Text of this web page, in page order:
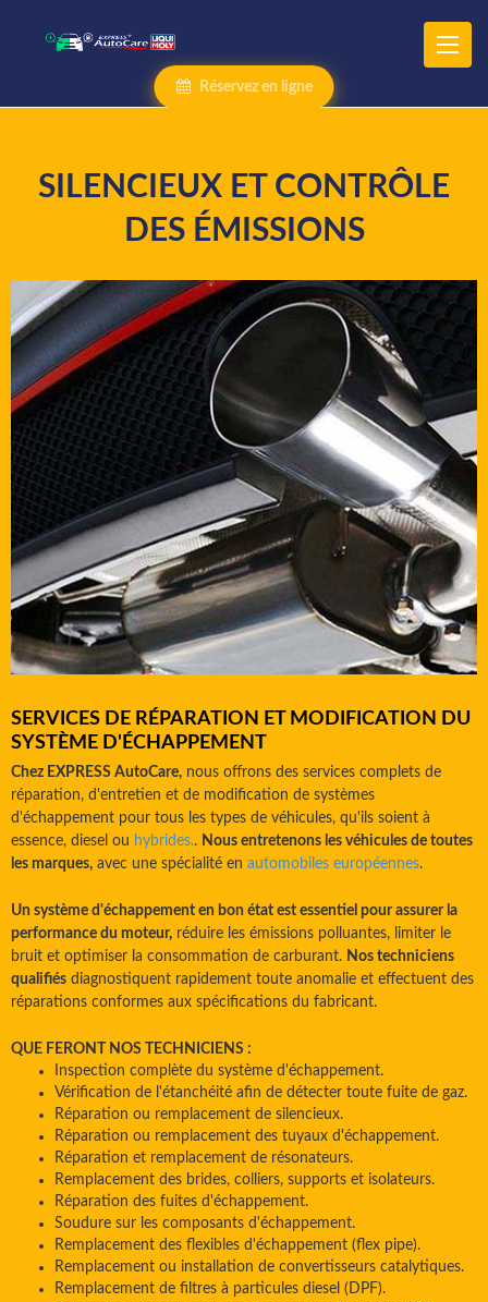
SILENCIEUX ET CONTRÔLE
DES ÉMISSIONS
SERVICES DE RÉPARATION ET MODIFICATION DU
SYSTÈME D'ÉCHAPPEMENT
Chez EXPRESS AutoCare, nous offrons des services complets de
réparation, d'entretien et de modification de systèmes
d'échappement pour tous les types de véhicules, qu'ils soient à
essence, diesel ou hybrides.. Nous entretenons les véhicules de toutes
les marques, avec une spécialité en automobiles européennes.
Un système d'échappement en bon état est essentiel pour assurer la
performance du moteur, réduire les émissions polluantes, limiter le
bruit et optimiser la consommation de carburant. Nos techniciens
qualifiés diagnostiquent rapidement toute anomalie et effectuent des
réparations conformes aux spécifications du fabricant.
QUE FERONT NOS TECHNICIENS :
Inspection complète du système d'échappement.
Vérification de l'étanchéité afin de détecter toute fuite de gaz.
Réparation ou remplacement de silencieux.
Réparation ou remplacement des tuyaux d'échappement.
Réparation et remplacement de résonateurs.
Remplacement des brides, colliers, supports et isolateurs.
Réparation des fuites d'échappement.
Soudure sur les composants d'échappement.
Remplacement des flexibles d'échappement (flex pipe).
Remplacement ou installation de convertisseurs catalytiques.
Remplacement de filtres à particules diesel (DPF).
Réservez en ligne